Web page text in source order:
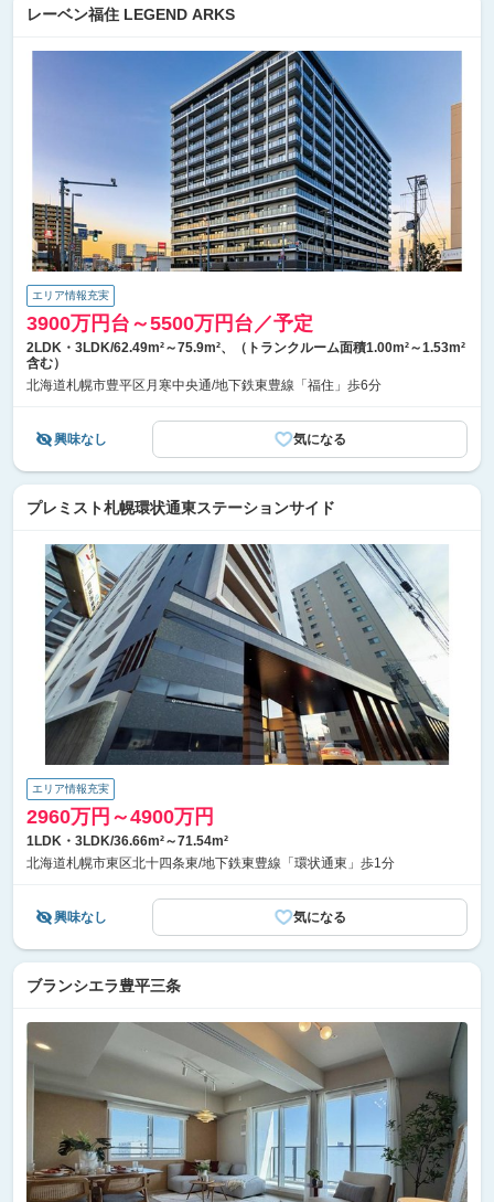
レーベン福住 LEGEND ARKS
エリア情報充実
3900万円台～5500万円台／予定
2LDK・3LDK/62.49m²～75.9m²、（トランクルーム面積1.00m²～1.53m²
含む）
北海道札幌市豊平区月寒中央通/地下鉄東豊線「福住」歩6分
興味なし 気になる
プレミスト札幌環状通東ステーションサイド
エリア情報充実
2960万円～4900万円
1LDK・3LDK/36.66m²～71.54m²
北海道札幌市東区北十四条東/地下鉄東豊線「環状通東」歩1分
興味なし 気になる
ブランシエラ豊平三条